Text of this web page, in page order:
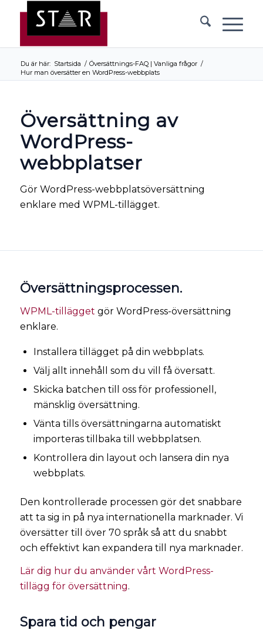
Du är här: Startsida / Översättnings-FAQ | Vanliga frågor /
Hur man översätter en WordPress-webbplats
Översättning av
WordPress-
webbplatser
Gör WordPress-webbplatsöversättning
enklare med WPML-tillägget.
Översättningsprocessen.
WPML-tillägget gör WordPress-översättning
enklare.
Installera tillägget på din webbplats.
Välj allt innehåll som du vill få översatt.
Skicka batchen till oss för professionell,
mänsklig översättning.
Vänta tills översättningarna automatiskt
importeras tillbaka till webbplatsen.
Kontrollera din layout och lansera din nya
webbplats.
Den kontrollerade processen gör det snabbare
att ta sig in på nya internationella marknader. Vi
översätter till över 70 språk så att du snabbt
och effektivt kan expandera till nya marknader.
Lär dig hur du använder vårt WordPress-
tillägg för översättning.
Spara tid och pengar